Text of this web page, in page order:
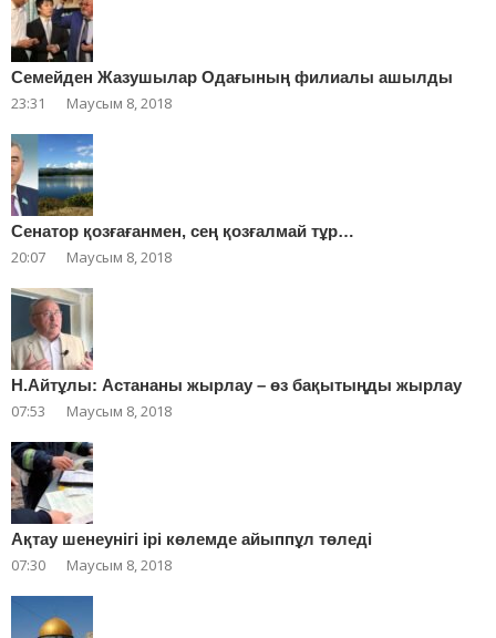
Cемейден Жазушылар Одағының филиалы ашылды
23:31 Маусым 8, 2018
Сенатор қозғағанмен, сең қозғалмай тұр…
20:07 Маусым 8, 2018
Н.Айтұлы: Астананы жырлау – өз бақытыңды жырлау
07:53 Маусым 8, 2018
Ақтау шенеунігі ірі көлемде айыппұл төледі
07:30 Маусым 8, 2018